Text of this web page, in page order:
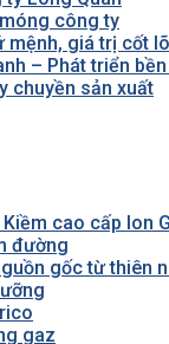
công ty
mệnh, giá trị cốt
– Phát triển
chuyền sản xuất
cao cấp Ion
đường
gốc từ thiên
gaz